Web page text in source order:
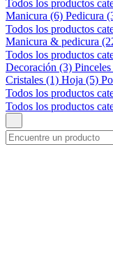
Todos los productos
Manicura (6) Pedicura
Todos los productos
Manicura & pedicura
Todos los productos
Decoración (3)
Cristales (1) Hoja (5)
Todos los productos
Todos los productos